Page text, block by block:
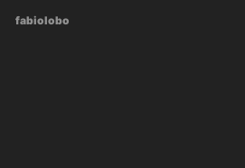
fabiolobo